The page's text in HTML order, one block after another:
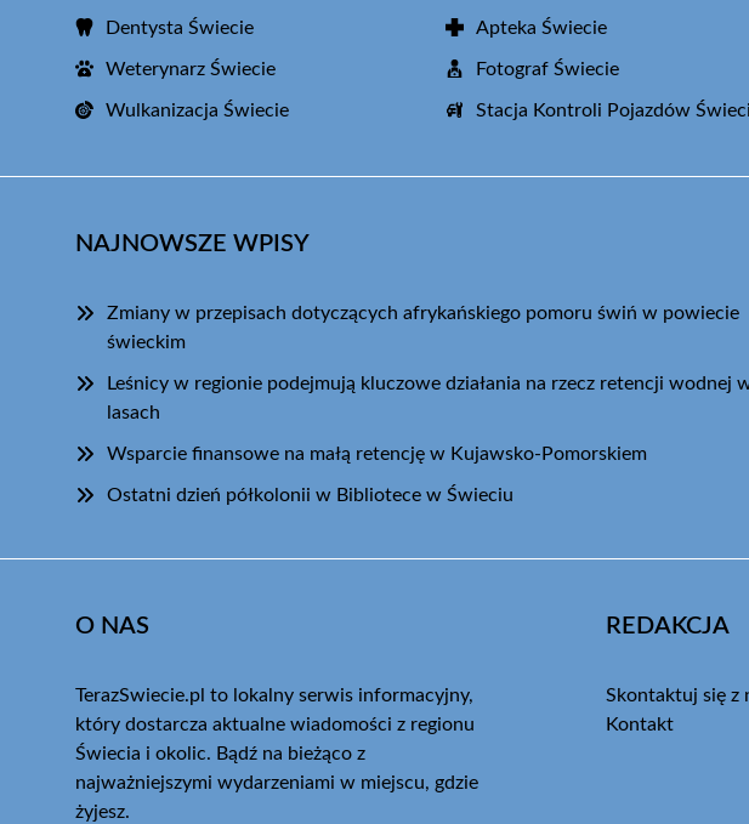
Dentysta Świecie Apteka Świecie
Weterynarz Świecie Fotograf Świecie
Wulkanizacja Świecie Stacja Kontroli Pojazdów
NAJNOWSZE WPISY
Zmiany w przepisach dotyczących afrykańskiego pomoru świń w powiecie
świeckim
Leśnicy w regionie podejmują kluczowe działania na rzecz retencji wodnej
lasach
Wsparcie finansowe na małą retencję w Kujawsko-Pomorskiem
Ostatni dzień półkolonii w Bibliotece w Świeciu
O NAS
TerazSwiecie.pl to lokalny serwis informacyjny,
który dostarcza aktualne wiadomości z regionu
Świecia i okolic. Bądź na bieżąco z
najważniejszymi wydarzeniami w miejscu, gdzie
żyjesz.
REDAKCJA
Skontaktuj się z
Kontakt